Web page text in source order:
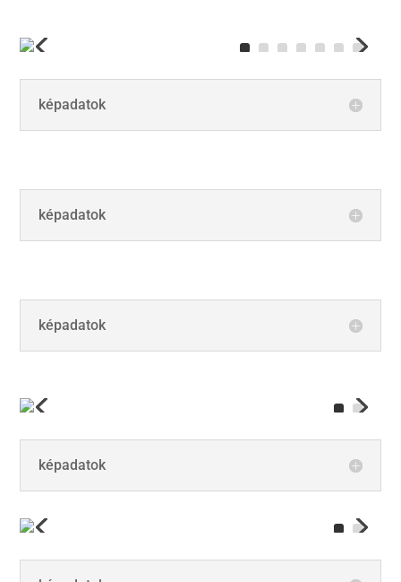
képadatok
képadatok
képadatok
képadatok